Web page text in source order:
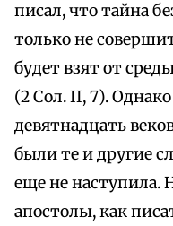
писал, что тайна
только не
будет взят от
(2 Сол. II, 7).
девятнадцать
были те и другие
еще не наступила.
апостолы, как